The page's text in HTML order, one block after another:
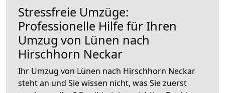
Stressfreie Umzüge:
Professionelle Hilfe für Ihren
Umzug von Lünen nach
Hirschhorn Neckar
Ihr Umzug von Lünen nach Hirschhorn Neckar
steht an und Sie wissen nicht, was Sie zuerst